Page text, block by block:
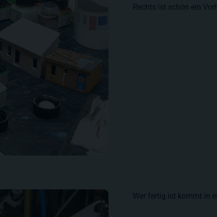
Rechts ist schön ein
Wer fertig ist kommt in